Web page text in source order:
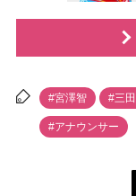
#宮澤智 #三
#アナウンサー